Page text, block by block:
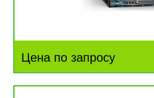
Цена по запросу